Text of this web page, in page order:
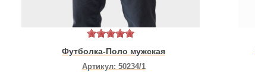
Футболка-Поло мужская
Артикул: 50234/1